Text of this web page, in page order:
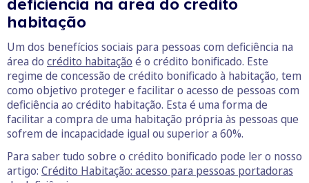
deficiência na área do crédito
habitação
Um dos benefícios sociais para pessoas com deficiência na
área do crédito habitação é o crédito bonificado. Este
regime de concessão de crédito bonificado à habitação, tem
como objetivo proteger e facilitar o acesso de pessoas com
deficiência ao crédito habitação. Esta é uma forma de
facilitar a compra de uma habitação própria às pessoas que
sofrem de incapacidade igual ou superior a 60%.
Para saber tudo sobre o crédito bonificado pode ler o nosso
artigo: Crédito Habitação: acesso para pessoas portadoras